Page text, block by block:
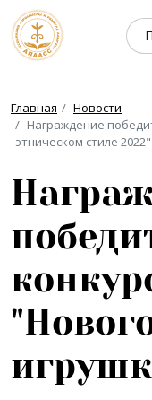
Главная
Новости
Награждение
этническом стиле 2022"